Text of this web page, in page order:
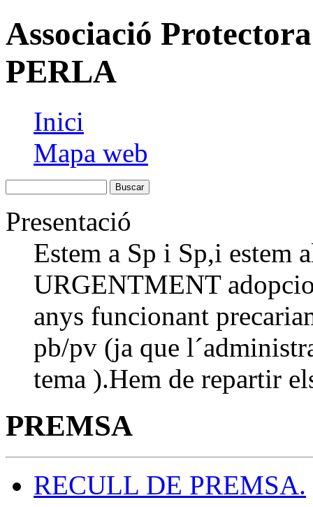
Associació
PERLA
Inici
Mapa web
Presentació
Estem a Sp i Sp,i estem
URGENTMENT
anys funcionant
pb/pv (ja que
tema ).Hem de repartir
PREMSA
RECULL DE PREMSA.